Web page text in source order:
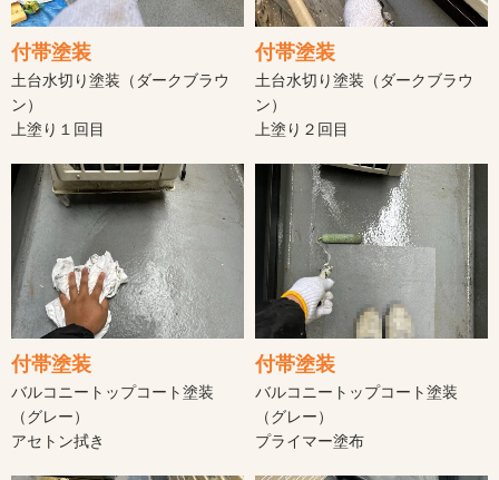
付帯塗装
土台水切り塗装（ダークブラウ
ン）
上塗り１回目
付帯塗装
土台水切り塗装（ダークブラウ
ン）
上塗り２回目
付帯塗装
バルコニートップコート塗装
（グレー）
アセトン拭き
付帯塗装
バルコニートップコート塗装
（グレー）
プライマー塗布